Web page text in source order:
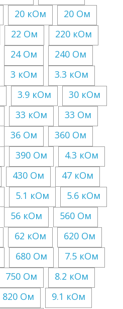
20 кОм
20 Ом
22 Ом
220 кОм
24 Ом
240 Ом
3 кОм
3.3 кОм
3.9 кОм
30 кОм
33 кОм
33 Ом
36 Ом
360 Ом
390 Ом
4.3 кОм
430 Ом
47 кОм
5.1 кОм
5.6 кОм
56 кОм
560 Ом
62 кОм
620 Ом
680 Ом
7.5 кОм
750 Ом
8.2 кОм
820 Ом
9.1 кОм